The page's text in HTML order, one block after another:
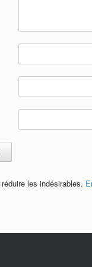
les indésirables.